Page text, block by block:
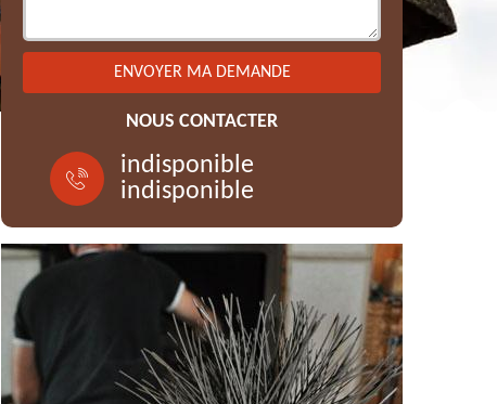
NOUS CONTACTER
indisponible
indisponible